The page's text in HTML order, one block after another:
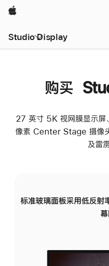
Apple
Studio Display
购买
27 英寸 5K 视网膜显示屏
像素 Center Stage 摄像头
及雷
标准玻璃面板采用低反射
幕